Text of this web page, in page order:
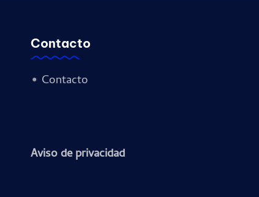
Contacto
• Contacto
Aviso de privacidad